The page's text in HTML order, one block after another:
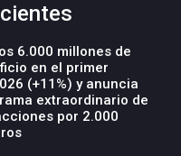
6.000 millones de
en el primer
(+11%) y anuncia
extraordinario de
por 2.000